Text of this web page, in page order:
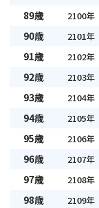
89歳 2100年
90歳 2101年
91歳 2102年
92歳 2103年
93歳 2104年
94歳 2105年
95歳 2106年
96歳 2107年
97歳 2108年
98歳 2109年